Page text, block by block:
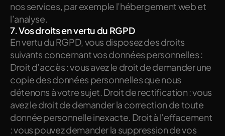
nos services, par exemple l’hébergement web et
l’analyse.
7. Vos droits en vertu du RGPD
En vertu du RGPD, vous disposez des droits
suivants concernant vos données personnelles :
Droit d’accès : vous avez le droit de demander une
copie des données personnelles que nous
détenons à votre sujet. Droit de rectification : vous
avez le droit de demander la correction de toute
donnée personnelle inexacte. Droit à l’effacement
: vous pouvez demander la suppression de vos